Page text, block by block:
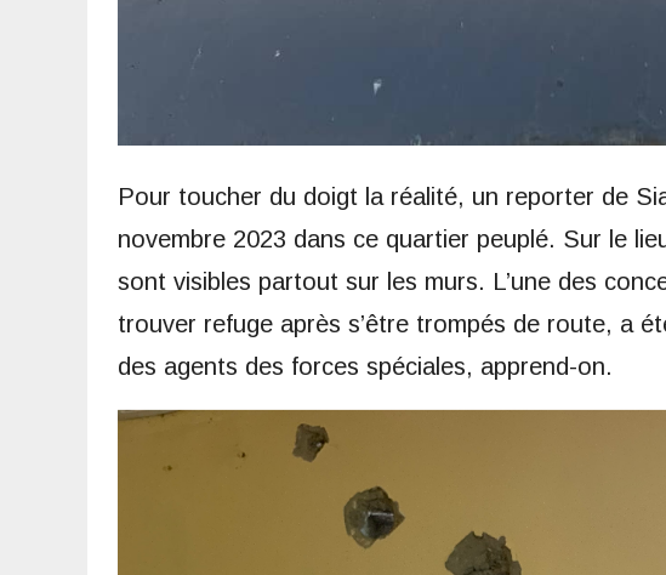
Pour toucher du doigt la réalité, un reporter de
novembre 2023 dans ce quartier peuplé. Sur le
sont visibles partout sur les murs. L’une des
trouver refuge après s’être trompés de route, a
des agents des forces spéciales, apprend-on.